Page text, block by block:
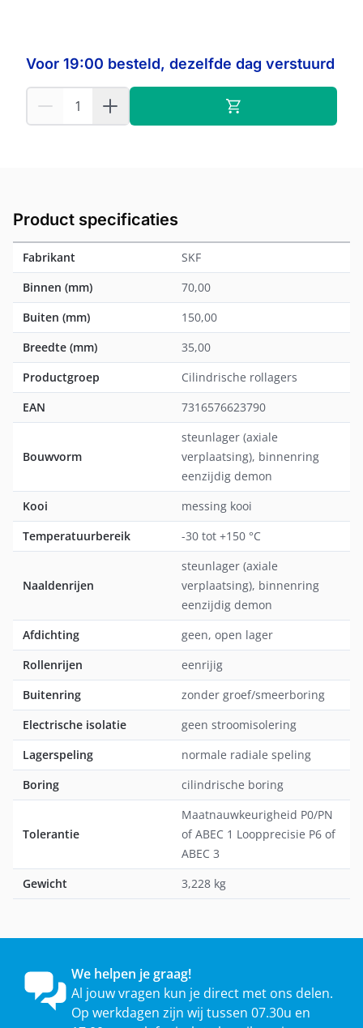
Voor 19:00 besteld, dezelfde dag verstuurd
Product specificaties
Fabrikant
SKF
Binnen (mm)
70,00
Buiten (mm)
150,00
Breedte (mm)
35,00
Productgroep
Cilindrische rollagers
EAN
7316576623790
Bouwvorm
steunlager (axiale
verplaatsing), binnenring
eenzijdig demon
Kooi
messing kooi
Temperatuurbereik
-30 tot +150 °C
Naaldenrijen
steunlager (axiale
verplaatsing), binnenring
eenzijdig demon
Afdichting
geen, open lager
Rollenrijen
eenrijig
Buitenring
zonder groef/smeerboring
Electrische isolatie
geen stroomisolering
Lagerspeling
normale radiale speling
Boring
cilindrische boring
Tolerantie
Maatnauwkeurigheid P0/PN
of ABEC 1 Loopprecisie P6 of
ABEC 3
Gewicht
3,228 kg
We helpen je graag!
Al jouw vragen kun je direct met ons delen.
Op werkdagen zijn wij tussen 07.30u en